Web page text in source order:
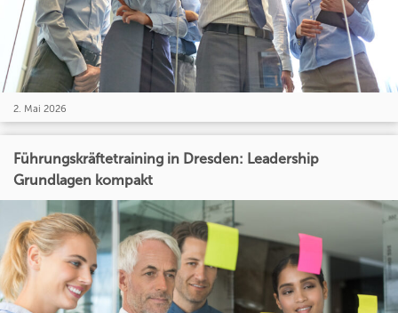
2. Mai 2026
Führungskräftetraining in Dresden: Leadership
Grundlagen kompakt